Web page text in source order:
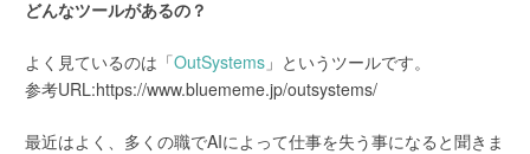
どんなツールがあるの？
よく見ているのは「OutSystems 」というツールです。
参考URL:https://www.bluememe.jp/outsystems/
最近はよく、多くの職でAIによって仕事を失う事になると聞きま